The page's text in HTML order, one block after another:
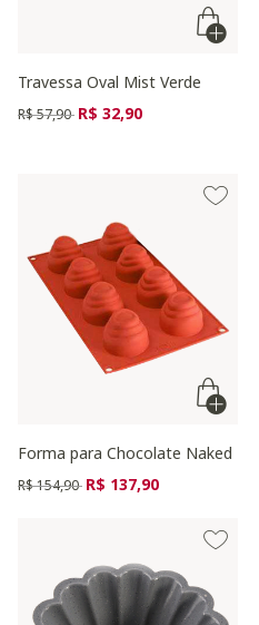
Travessa Oval Mist Verde
Preço reduzido de
R$ 57,90 para
R$ 32,90
Forma para Chocolate Naked
Preço reduzido de
R$ 154,90 para
R$ 137,90